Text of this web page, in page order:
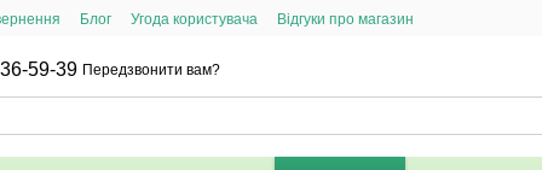
Блог Угода користувача Відгуки про магазин
59-39 Передзвонити вам?